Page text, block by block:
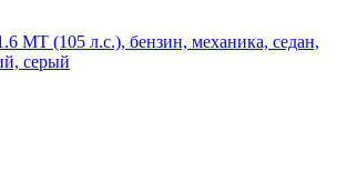
MT (105 л.с.), бензин, механика, седан,
серый